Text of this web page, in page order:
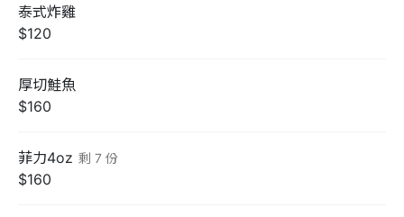
泰式炸雞
$120
厚切鮭魚
$160
菲力4oz 剩 7 份
$160